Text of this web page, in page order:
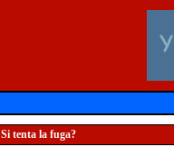
Si tenta la fuga?